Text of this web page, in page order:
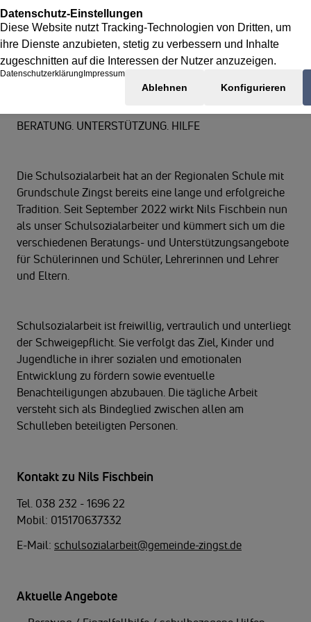
Schulsozialarbeit
BERATUNG. UNTERSTÜTZUNG. HILFE
Die Schulsozialarbeit hat an der Regionalen Schule mit
Grundschule Zingst bereits eine lange und erfolgreiche
Tradition. Seit September 2022 wirkt Nils Fischbein nun
als unser Schulsozialarbeiter und kümmert sich um die
verschiedenen Beratungs- und Unterstützungsangebote
für Schülerinnen und Schüler, Lehrerinnen und Lehrer
und Eltern.
Schulsozialarbeit ist freiwillig, vertraulich und unterliegt
der Schweigepflicht. Sie verfolgt das Ziel, Kinder und
Jugendliche in ihrer sozialen und emotionalen
Entwicklung zu fördern sowie eventuelle
Benachteiligungen abzubauen. Die tägliche Arbeit
versteht sich als Bindeglied zwischen allen am
Schulleben beteiligten Personen.
Kontakt zu Nils Fischbein
Tel. 038 232 - 1696 22
Mobil: 015170637332
E-Mail: schulsozialarbeit@gemeinde-zingst.de
Aktuelle Angebote